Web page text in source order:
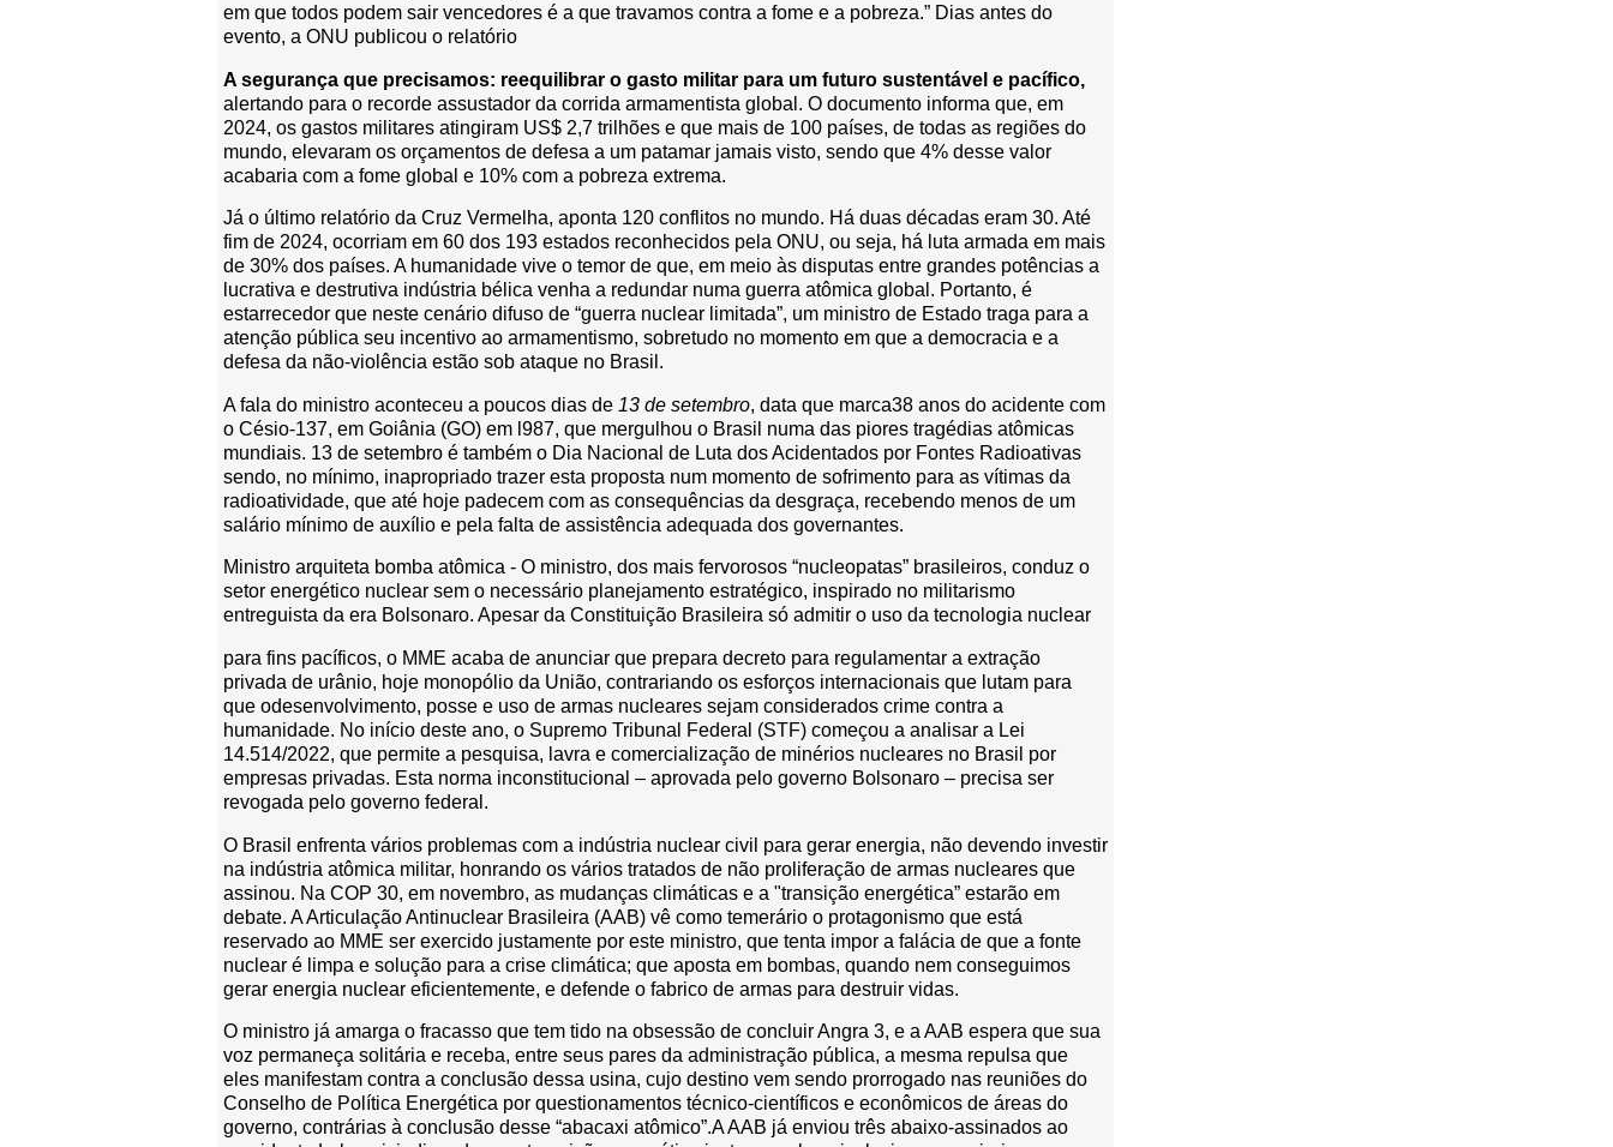
em que todos podem sair vencedores é a que travamos contra a fome e a pobreza.” Dias antes do
evento, a ONU publicou o relatório
A segurança que precisamos: reequilibrar o gasto militar para um futuro sustentável e pacífico,
alertando para o recorde assustador da corrida armamentista global. O documento informa que, em
2024, os gastos militares atingiram US$ 2,7 trilhões e que mais de 100 países, de todas as regiões do
mundo, elevaram os orçamentos de defesa a um patamar jamais visto, sendo que 4% desse valor
acabaria com a fome global e 10% com a pobreza extrema.
Já o último relatório da Cruz Vermelha, aponta 120 conflitos no mundo. Há duas décadas eram 30. Até
fim de 2024, ocorriam em 60 dos 193 estados reconhecidos pela ONU, ou seja, há luta armada em mais
de 30% dos países. A humanidade vive o temor de que, em meio às disputas entre grandes potências a
lucrativa e destrutiva indústria bélica venha a redundar numa guerra atômica global. Portanto, é
estarrecedor que neste cenário difuso de “guerra nuclear limitada”, um ministro de Estado traga para a
atenção pública seu incentivo ao armamentismo, sobretudo no momento em que a democracia e a
defesa da não-violência estão sob ataque no Brasil.
A fala do ministro aconteceu a poucos dias de 13 de setembro, data que marca38 anos do acidente com
o Césio-137, em Goiânia (GO) em l987, que mergulhou o Brasil numa das piores tragédias atômicas
mundiais. 13 de setembro é também o Dia Nacional de Luta dos Acidentados por Fontes Radioativas
sendo, no mínimo, inapropriado trazer esta proposta num momento de sofrimento para as vítimas da
radioatividade, que até hoje padecem com as consequências da desgraça, recebendo menos de um
salário mínimo de auxílio e pela falta de assistência adequada dos governantes.
Ministro arquiteta bomba atômica - O ministro, dos mais fervorosos “nucleopatas” brasileiros, conduz o
setor energético nuclear sem o necessário planejamento estratégico, inspirado no militarismo
entreguista da era Bolsonaro. Apesar da Constituição Brasileira só admitir o uso da tecnologia nuclear
para fins pacíficos, o MME acaba de anunciar que prepara decreto para regulamentar a extração
privada de urânio, hoje monopólio da União, contrariando os esforços internacionais que lutam para
que odesenvolvimento, posse e uso de armas nucleares sejam considerados crime contra a
humanidade. No início deste ano, o Supremo Tribunal Federal (STF) começou a analisar a Lei
14.514/2022, que permite a pesquisa, lavra e comercialização de minérios nucleares no Brasil por
empresas privadas. Esta norma inconstitucional – aprovada pelo governo Bolsonaro – precisa ser
revogada pelo governo federal.
O Brasil enfrenta vários problemas com a indústria nuclear civil para gerar energia, não devendo investir
na indústria atômica militar, honrando os vários tratados de não proliferação de armas nucleares que
assinou. Na COP 30, em novembro, as mudanças climáticas e a "transição energética” estarão em
debate. A Articulação Antinuclear Brasileira (AAB) vê como temerário o protagonismo que está
reservado ao MME ser exercido justamente por este ministro, que tenta impor a falácia de que a fonte
nuclear é limpa e solução para a crise climática; que aposta em bombas, quando nem conseguimos
gerar energia nuclear eficientemente, e defende o fabrico de armas para destruir vidas.
O ministro já amarga o fracasso que tem tido na obsessão de concluir Angra 3, e a AAB espera que sua
voz permaneça solitária e receba, entre seus pares da administração pública, a mesma repulsa que
eles manifestam contra a conclusão dessa usina, cujo destino vem sendo prorrogado nas reuniões do
Conselho de Política Energética por questionamentos técnico-científicos e econômicos de áreas do
governo, contrárias à conclusão desse “abacaxi atômico”.A AAB já enviou três abaixo-assinados ao